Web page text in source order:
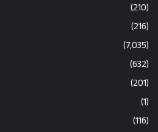
(210)
(216)
(7,035)
(632)
(201)
(1)
(116)